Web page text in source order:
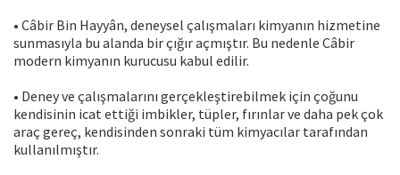
• Câbir Bin Hayyân, deneysel çalışmaları kimyanın hizmetine
sunmasıyla bu alanda bir çığır açmıştır. Bu nedenle Câbir
modern kimyanın kurucusu kabul edilir.
• Deney ve çalışmalarını gerçekleştirebilmek için çoğunu
kendisinin icat ettiği imbikler, tüpler, fırınlar ve daha pek çok
araç gereç, kendisinden sonraki tüm kimyacılar tarafından
kullanılmıştır.